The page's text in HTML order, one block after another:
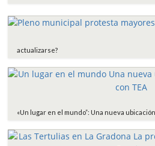
o
r
p
p
t
actualizarse?
«Un lugar en el mundo”: Una nueva